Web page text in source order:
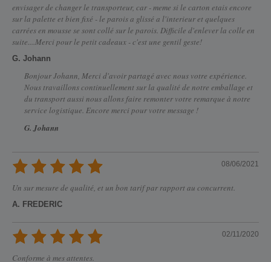
envisager de changer le transporteur, car - meme si le carton etais encore
sur la palette et bien fixé - le parois a glissé a l'interieur et quelques
carrées en mousse se sont collé sur le parois. Difficile d'enlever la colle en
suite....Merci pour le petit cadeaux - c'est une gentil geste!
G. Johann
Bonjour Johann, Merci d'avoir partagé avec nous votre expérience.
Nous travaillons continuellement sur la qualité de notre emballage et
du transport aussi nous allons faire remonter votre remarque à notre
service logistique. Encore merci pour votre message !
G. Johann
08/06/2021
Un sur mesure de qualité, et un bon tarif par rapport au concurrent.
A. FREDERIC
02/11/2020
Conforme à mes attentes.